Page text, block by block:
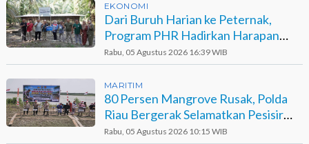
EKONOMI
Dari Buruh Harian ke Peternak,
Program PHR Hadirkan Harapan
Baru bagi Suku Sakai
Rabu, 05 Agustus 2026 16:39 WIB
MARITIM
80 Persen Mangrove Rusak, Polda
Riau Bergerak Selamatkan Pesisir
Sinaboi
Rabu, 05 Agustus 2026 10:15 WIB